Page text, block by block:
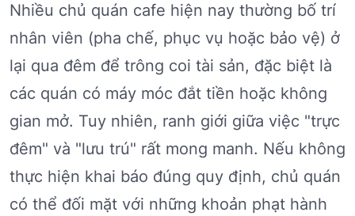
Nhiều chủ quán cafe hiện nay thường bố trí
nhân viên (pha chế, phục vụ hoặc bảo vệ) ở
lại qua đêm để trông coi tài sản, đặc biệt là
các quán có máy móc đắt tiền hoặc không
gian mở. Tuy nhiên, ranh giới giữa việc "trực
đêm" và "lưu trú" rất mong manh. Nếu không
thực hiện khai báo đúng quy định, chủ quán
có thể đối mặt với những khoản phạt hành